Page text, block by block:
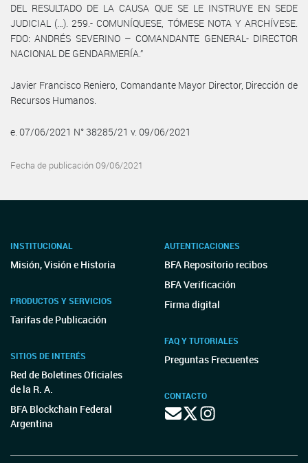
DEL RESULTADO DE LA CAUSA QUE SE LE INSTRUYE EN SEDE
JUDICIAL (…). 259.- COMUNÍQUESE, TÓMESE NOTA Y ARCHÍVESE.
FDO: ANDRÉS SEVERINO – COMANDANTE GENERAL- DIRECTOR
NACIONAL DE GENDARMERÍA.”
Javier Francisco Reniero, Comandante Mayor Director, Dirección de
Recursos Humanos.
e. 07/06/2021 N° 38285/21 v. 09/06/2021
Fecha de publicación 09/06/2021
INSTITUCIONAL
Misión, Visión e Historia
PRODUCTOS Y SERVICIOS
Tarifas de Publicación
SITIOS DE INTERÉS
Red de Boletines Oficiales
de la R. A.
BFA Blockchain Federal
Argentina
AUTENTICACIONES
BFA Repositorio recibos
BFA Verificación
Firma digital
FAQ Y TUTORIALES
Preguntas Frecuentes
CONTACTO